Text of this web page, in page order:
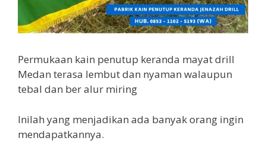
Permukaan kain penutup keranda mayat drill
Medan terasa lembut dan nyaman walaupun
tebal dan ber alur miring
Inilah yang menjadikan ada banyak orang ingin
mendapatkannya.